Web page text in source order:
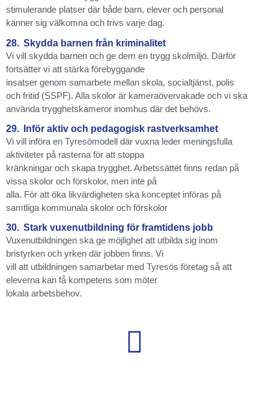
stimulerande platser där både barn, elever och personal
känner sig välkomna och trivs varje dag.
28. Skydda barnen från kriminalitet
Vi vill skydda barnen och ge dem en trygg skolmiljö. Därför
fortsätter vi att stärka förebyggande
insatser genom samarbete mellan skola, socialtjänst, polis
och fritid (SSPF). Alla skolor är kameraövervakade och vi ska
använda trygghetskameror inomhus där det behövs.
29.
Inför aktiv och pedagogisk rastverksamhet
Vi vill införa en Tyresömodell där vuxna leder meningsfulla
aktiviteter på rasterna för att stoppa
kränkningar och skapa trygghet. Arbetssättet finns redan på
vissa skolor och förskolor, men inte på
alla. För att öka likvärdigheten ska konceptet införas på
samtliga kommunala skolor och förskolor
30. Stark vuxenutbildning för framtidens jobb
Vuxenutbildningen ska ge möjlighet att utbilda sig inom
bristyrken och yrken där jobben finns. Vi
vill att utbildningen samarbetar med Tyresös företag så att
eleverna kan få kompetens som möter
lokala arbetsbehov.